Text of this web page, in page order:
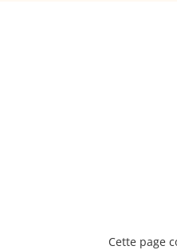
Cette page